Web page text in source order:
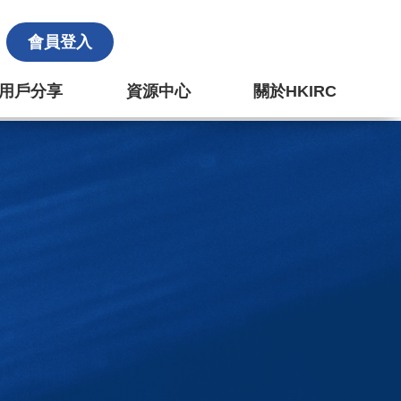
會員登入
戶分享 資源中心 關於HKIRC